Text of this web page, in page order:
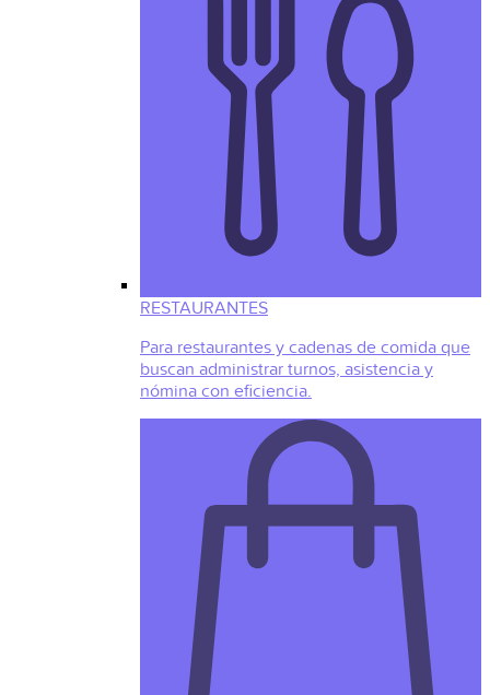
RESTAURANTES
Para restaurantes y cadenas de comida que
buscan administrar turnos, asistencia y
nómina con eficiencia.